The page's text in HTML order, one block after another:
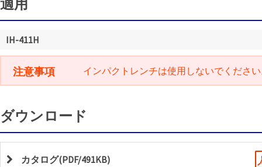
適用
IH-411H
注意事項 インパクトレンチは使用しないでくださ
ダウンロード
カタログ(PDF/491KB)